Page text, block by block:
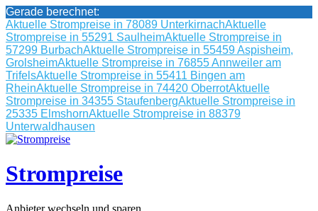
Gerade berechnet:
Aktuelle Strompreise in 78089 UnterkirnachAktuelle
Strompreise in 55291 SaulheimAktuelle Strompreise in
57299 BurbachAktuelle Strompreise in 55459 Aspisheim,
GrolsheimAktuelle Strompreise in 76855 Annweiler am
TrifelsAktuelle Strompreise in 55411 Bingen am
RheinAktuelle Strompreise in 74420 OberrotAktuelle
Strompreise in 34355 StaufenbergAktuelle Strompreise in
25335 ElmshornAktuelle Strompreise in 88379
Unterwaldhausen
Skip
content
Strompreise
Anbieter wechseln und sparen